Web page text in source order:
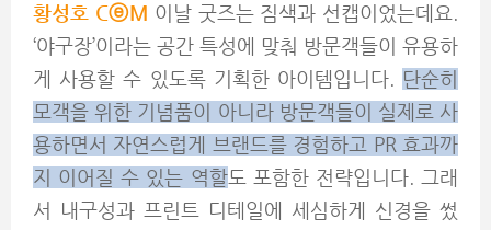
황성호 CⓔM 이날 굿즈는 짐색과 선캡이었는데요.
‘야구장’이라는 공간 특성에 맞춰 방문객들이 유용하
게 사용할 수 있도록 기획한 아이템입니다. 단순히
모객을 위한 기념품이 아니라 방문객들이 실제로 사
용하면서 자연스럽게 브랜드를 경험하고 PR 효과까
지 이어질 수 있는 역할도 포함한 전략입니다. 그래
서 내구성과 프린트 디테일에 세심하게 신경을 썼